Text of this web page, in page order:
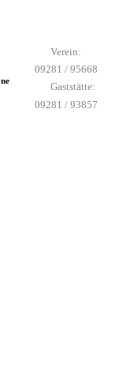
Verein:
09281 / 95668
Gaststätte:
09281 / 93857